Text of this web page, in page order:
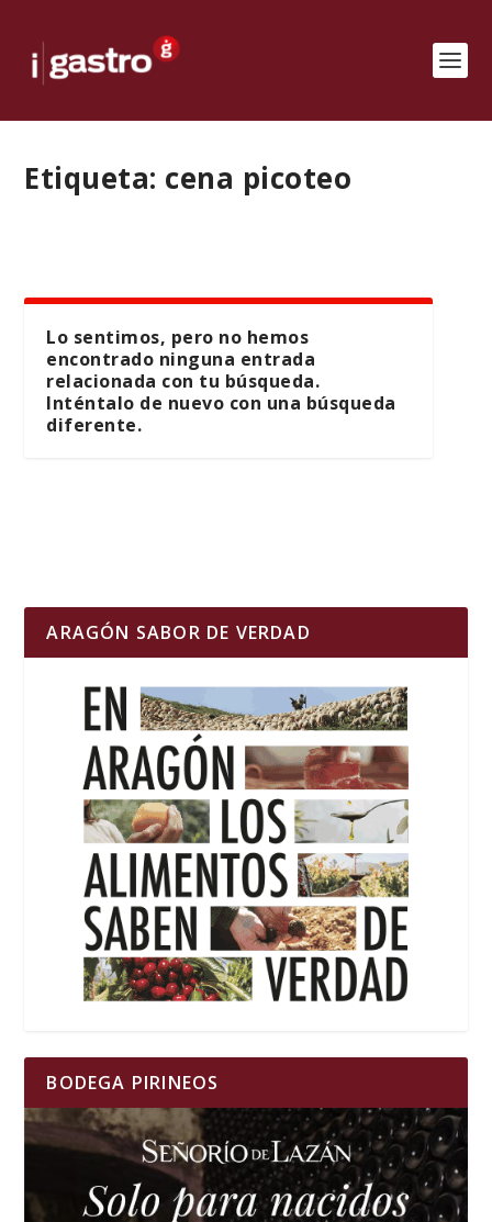
Etiqueta: cena picoteo
Lo sentimos, pero no hemos
encontrado ninguna entrada
relacionada con tu búsqueda.
Inténtalo de nuevo con una búsqueda
diferente.
ARAGÓN SABOR DE VERDAD
BODEGA PIRINEOS